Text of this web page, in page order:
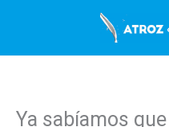
contenido
Ya sabíamos